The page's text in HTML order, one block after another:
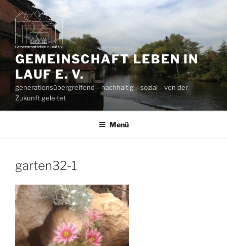
Zum
Inhalt
springen
GEMEINSCHAFT LEBEN IN
LAUF E. V.
generationsübergreifend – nachhaltig – sozial – von der
Zukunft geleitet
Menü
garten32-1